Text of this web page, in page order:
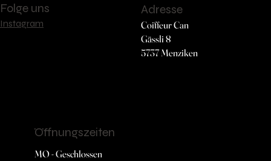
Folge uns
Instagram
Öffnungszeiten
MO - Geschlossen
Adresse
Coiffeur Can
Gässli 8
5737 Menziken